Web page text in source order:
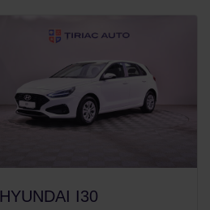
HYUNDAI I30